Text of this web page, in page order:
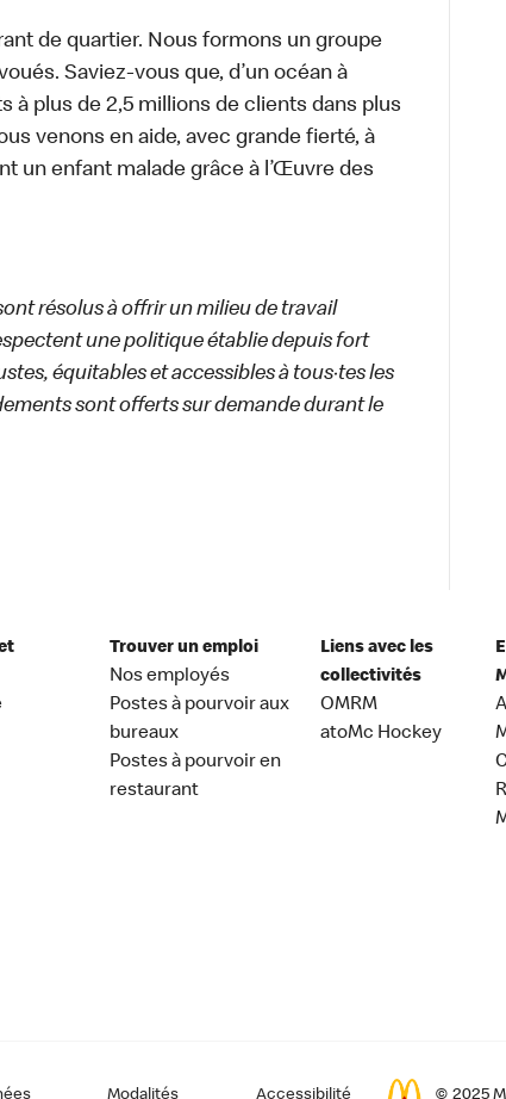
de quartier. Nous formons un groupe
Saviez-vous que, d’un océan à
à plus de 2,5 millions de clients dans plus
venons en aide, avec grande fierté, à
un enfant malade grâce à l’Œuvre des
résolus à offrir un milieu de travail
une politique établie depuis fort
équitables et accessibles à tous·tes les
sont offerts sur demande durant le
Trouver un emploi
Nos employés
Postes à pourvoir aux
bureaux
Postes à pourvoir en
restaurant
Liens avec les
collectivités
OMRM
atoMc Hockey
Modalités Accessibilité © 2025